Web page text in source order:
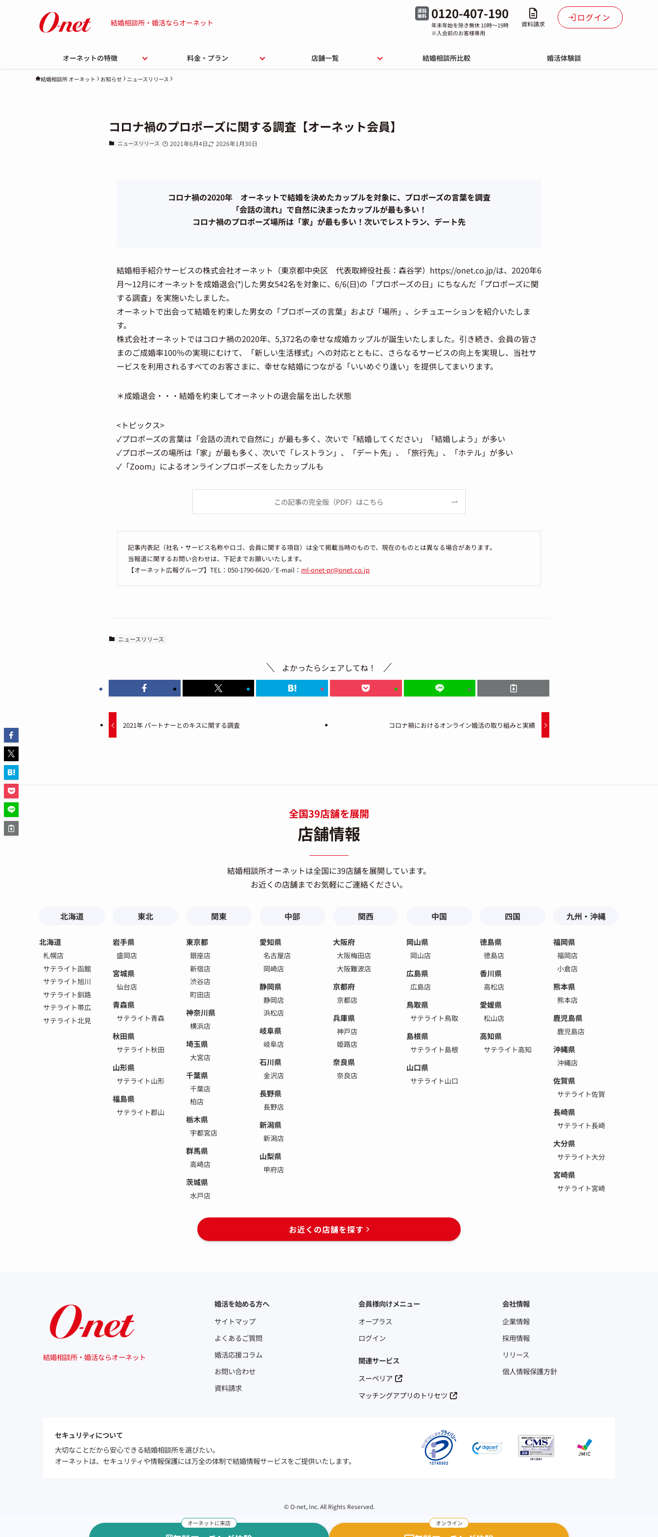
結婚相談所・婚活ならオーネット
0120-407-190
年末年始を除き無休 10時～19時
※入会前のお客様専用
資料請求
ログイン
オーネットの特徴 料金・プラン 店舗一覧 結婚相談所比較 婚活体験談
結婚相談所 オーネット お知らせ ニュースリリース
コロナ禍のプロポーズに関する調査【オーネット会員】
ニュースリリース 2021年6月4日 2026年1月30日
コロナ禍の2020年 オーネットで結婚を決めたカップルを対象に、プロポーズの言葉を調査
「会話の流れ」で自然に決まったカップルが最も多い！
コロナ禍のプロポーズ場所は「家」が最も多い！次いでレストラン、デート先
結婚相手紹介サービスの株式会社オーネット（東京都中央区 代表取締役社長：森谷学）https://onet.co.jp/は、2020年6
月～12月にオーネットを成婚退会(*)した男女542名を対象に、6/6(日)の「プロポーズの日」にちなんだ「プロポーズに関
する調査」を実施いたしました。
オーネットで出会って結婚を約束した男女の「プロポーズの言葉」および「場所」、シチュエーションを紹介いたしま
す。
株式会社オーネットではコロナ禍の2020年、5,372名の幸せな成婚カップルが誕生いたしました。引き続き、会員の皆さ
まのご成婚率100％の実現にむけて、「新しい生活様式」への対応とともに、さらなるサービスの向上を実現し、当社サ
ービスを利用されるすべてのお客さまに、幸せな結婚につながる「いいめぐり逢い」を提供してまいります。
＊成婚退会・・・結婚を約束してオーネットの退会届を出した状態
<トピックス>
✓プロポーズの言葉は「会話の流れで自然に」が最も多く、次いで「結婚してください」「結婚しよう」が多い
✓プロポーズの場所は「家」が最も多く、次いで「レストラン」、「デート先」、「旅行先」、「ホテル」が多い
✓「Zoom」によるオンラインプロポーズをしたカップルも
この記事の完全版（PDF）はこちら
記事内表記（社名・サービス名称やロゴ、会員に関する項目）は全て掲載当時のもので、現在のものとは異なる場合があります。
当報道に関するお問い合わせは、下記までお願いいたします。
【オーネット広報グループ】TEL：050-1790-6620／E-mail： ml-onet-pr@onet.co.jp
ニュースリリース
よかったらシェアしてね！
2021年 パートナーとのキスに関する調査 コロナ禍におけるオンライン婚活の取り組みと実績
全国39店舗を展開
店舗情報
結婚相談所オーネットは全国に39店舗を展開しています。
お近くの店舗までお気軽にご連絡ください。
北海道
北海道
札幌店
サテライト函館
サテライト旭川
サテライト釧路
サテライト帯広
サテライト北見
東北
岩手県
盛岡店
宮城県
仙台店
青森県
サテライト青森
秋田県
サテライト秋田
山形県
サテライト山形
福島県
サテライト郡山
関東
東京都
銀座店
新宿店
渋谷店
町田店
神奈川県
横浜店
埼玉県
大宮店
千葉県
千葉店
柏店
栃木県
宇都宮店
群馬県
高崎店
茨城県
水戸店
中部
愛知県
名古屋店
岡崎店
静岡県
静岡店
浜松店
岐阜県
岐阜店
石川県
金沢店
長野県
長野店
新潟県
新潟店
山梨県
甲府店
関西
大阪府
大阪梅田店
大阪難波店
京都府
京都店
兵庫県
神戸店
姫路店
奈良県
奈良店
中国
岡山県
岡山店
広島県
広島店
鳥取県
サテライト鳥取
島根県
サテライト島根
山口県
サテライト山口
四国
徳島県
徳島店
香川県
高松店
愛媛県
松山店
高知県
サテライト高知
九州・沖縄
福岡県
福岡店
小倉店
熊本県
熊本店
鹿児島県
鹿児島店
沖縄県
沖縄店
佐賀県
サテライト佐賀
長崎県
サテライト長崎
大分県
サテライト大分
宮崎県
サテライト宮崎
お近くの店舗を探す
結婚相談所・婚活ならオーネット
婚活を始める方へ
サイトマップ
よくあるご質問
婚活応援コラム
お問い合わせ
資料請求
会員様向けメニュー
オープラス
ログイン
関連サービス
スーペリア
マッチングアプリのトリセツ
会社情報
企業情報
採用情報
リリース
個人情報保護方針
セキュリティについて
大切なことだから安心できる結婚相談所を選びたい。
オーネットは、セキュリティや情報保護には万全の体制で結婚情報サービスをご提供いたします。
©O-net, Inc. All Rights Reserved.